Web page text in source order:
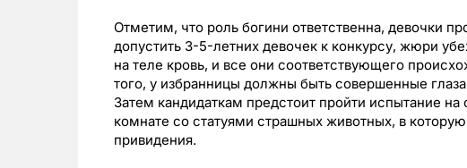
Отметим, что роль богини ответственна, девочки
допустить 3-5-летних девочек к конкурсу, жюри
на теле кровь, и все они соответствующего
того, у избранницы должны быть совершенные
Затем кандидаткам предстоит пройти испытание
комнате со статуями страшных животных, в
привидения.